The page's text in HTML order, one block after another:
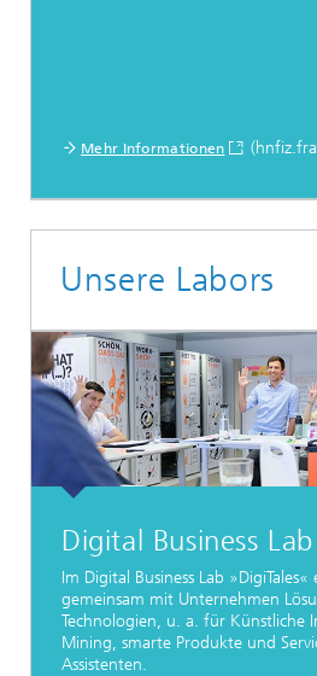
Mehr Informationen
Unsere Labors
Digital Business Lab
Im Digital Business Lab
gemeinsam mit Unternehmen
Technologien, u. a. für Künstliche
Mining, smarte Produkte und
Assistenten.